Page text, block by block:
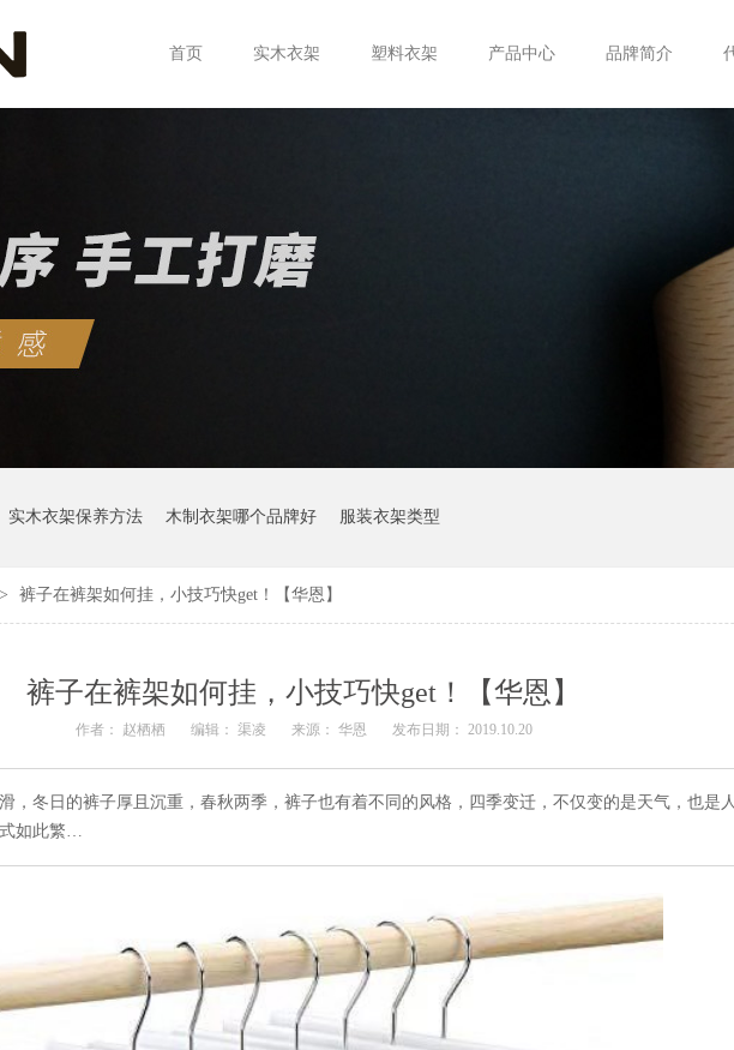
首页 实木衣架 塑料衣架 产品中心 品牌简介
实木衣架保养方法 木制衣架哪个品牌好 服装衣架类型
> 裤子在裤架如何挂，小技巧快get！【华恩】
裤子在裤架如何挂，小技巧快get！【华恩】
作者： 赵栖栖 编辑： 渠凌 来源： 华恩 发布日期： 2019.10.20
，冬日的裤子厚且沉重，春秋两季，裤子也有着不同的风格，四季变迁，不仅变的是天气，也是
如此繁…